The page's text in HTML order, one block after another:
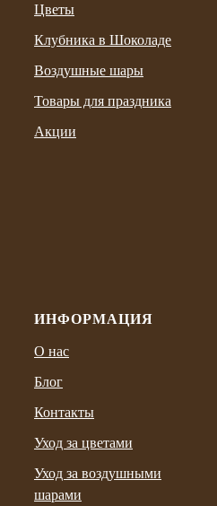
Цветы
Клубника в Шоколаде
Воздушные шары
Товары для праздника
Акции
ИНФОРМАЦИЯ
О нас
Блог
Контакты
Уход за цветами
Уход за воздушными
шарами